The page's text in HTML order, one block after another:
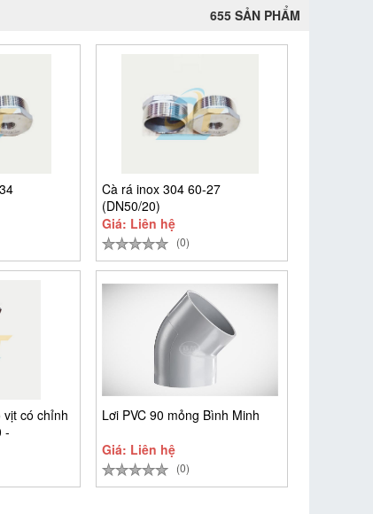
655 SẢN PHẨM
Cà rá inox 304 60-27
(DN50/20)
Giá: Liên hệ
(0)
có chỉnh
-
Lơi PVC 90 mỏng Bình Minh
Giá: Liên hệ
(0)